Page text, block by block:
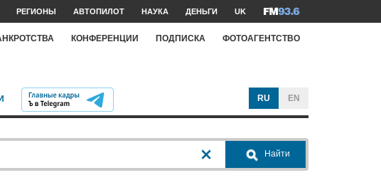
РЕГИОНЫ АВТОПИЛОТ НАУКА ДЕНЬГИ UK
КОНФЕРЕНЦИИ ПОДПИСКА ФОТОАГЕНТСТВО
RU EN
Найти